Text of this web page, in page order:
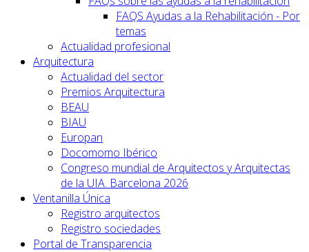
FAQS Ayudas a la Rehabilitación - Por
temas
Actualidad profesional
Arquitectura
Actualidad del sector
Premios Arquitectura
BEAU
BIAU
Europan
Docomomo Ibérico
Congreso mundial de Arquitectos y Arquitectas
de la UIA. Barcelona 2026
Ventanilla Única
Registro arquitectos
Registro sociedades
Portal de Transparencia